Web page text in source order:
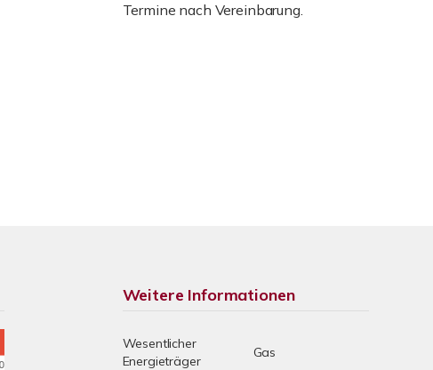
Termine nach Vereinbarung.
Weitere Informationen
Wesentlicher
Energieträger
Gas